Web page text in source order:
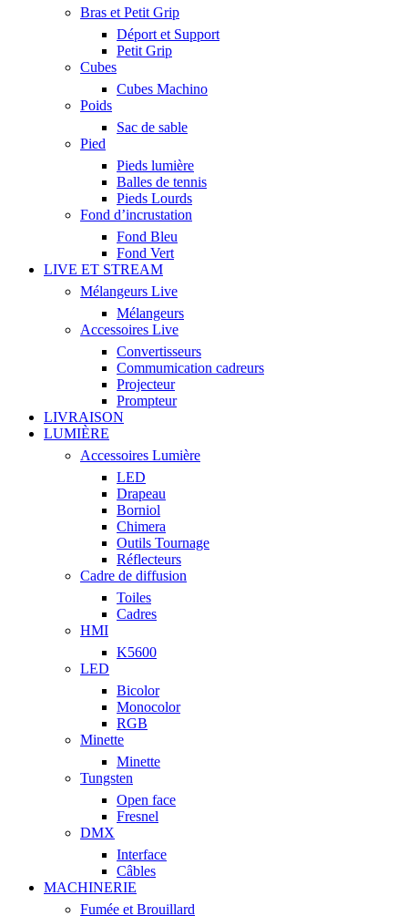
Bras et Petit Grip
Déport et Support
Petit Grip
Cubes
Cubes Machino
Poids
Sac de sable
Pied
Pieds lumière
Balles de tennis
Pieds Lourds
Fond d’incrustation
Fond Bleu
Fond Vert
LIVE ET STREAM
Mélangeurs Live
Mélangeurs
Accessoires Live
Convertisseurs
Commumication cadreurs
Projecteur
Prompteur
LIVRAISON
LUMIÈRE
Accessoires Lumière
LED
Drapeau
Borniol
Chimera
Outils Tournage
Réflecteurs
Cadre de diffusion
Toiles
Cadres
HMI
K5600
LED
Bicolor
Monocolor
RGB
Minette
Minette
Tungsten
Open face
Fresnel
DMX
Interface
Câbles
MACHINERIE
Fumée et Brouillard